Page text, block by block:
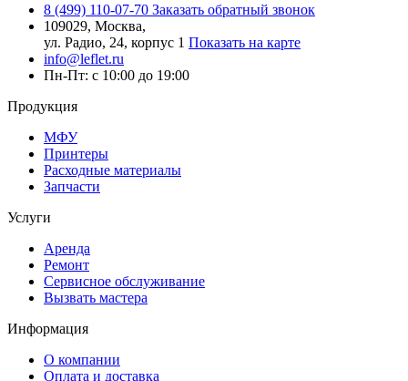
8 (499) 110-07-70 Заказать обратный звонок
109029, Москва,
ул. Радио, 24, корпус 1 Показать на карте
info@leflet.ru
Пн-Пт: с 10:00 до 19:00
Продукция
МФУ
Принтеры
Расходные материалы
Запчасти
Услуги
Аренда
Ремонт
Сервисное обслуживание
Вызвать мастера
Информация
О компании
Оплата и доставка